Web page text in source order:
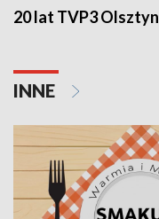
20 lat TVP3 Olsztyn
INNE